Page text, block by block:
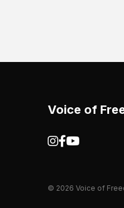
Voice of
© 2026 Voice of